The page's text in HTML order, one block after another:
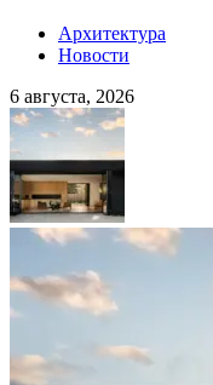
Архитектура
Новости
6 августа, 2026